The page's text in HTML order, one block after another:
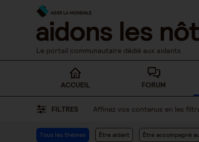
Le portail communautaire dédié aux aidants
ACCUEIL FORUM
FILTRES Affinez vos contenus en les
Tous les thèmes Être aidant Être accompagné